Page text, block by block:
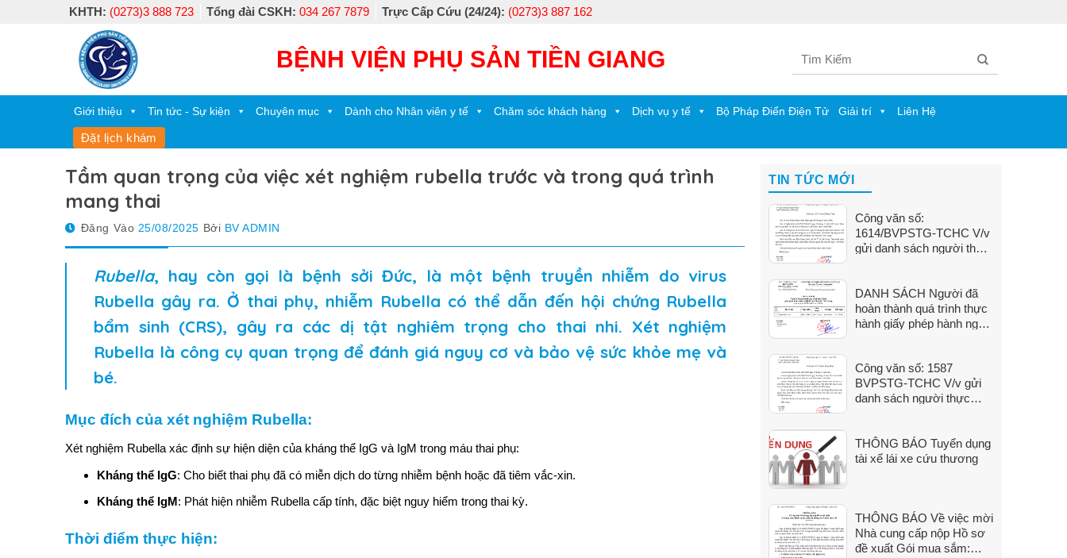
KHTH: (0273)3 888 723 Tổng đài CSKH: 034 267 7879 Trực Cấp Cứu (24/24): (0273)3 887 162
BỆNH VIỆN PHỤ SẢN TIỀN GIANG
Giới thiệu Tin tức - Sự kiện Chuyên mục Dành cho Nhân viên y tế Chăm sóc khách hàng Dịch vụ y tế Bộ Pháp Điển Điện Tử Giải trí Liên Hệ
Đặt lịch khám
Tầm quan trọng của việc xét nghiệm rubella trước và trong quá trình
mang thai
Đăng Vào 25/08/2025 Bởi BV ADMIN
Rubella, hay còn gọi là bệnh sởi Đức, là một bệnh truyền nhiễm do virus
Rubella gây ra. Ở thai phụ, nhiễm Rubella có thể dẫn đến hội chứng Rubella
bẩm sinh (CRS), gây ra các dị tật nghiêm trọng cho thai nhi. Xét nghiệm
Rubella là công cụ quan trọng để đánh giá nguy cơ và bảo vệ sức khỏe mẹ và
bé.
Mục đích của xét nghiệm Rubella:
Xét nghiệm Rubella xác định sự hiện diện của kháng thể IgG và IgM trong máu thai phụ:
Kháng thể IgG: Cho biết thai phụ đã có miễn dịch do từng nhiễm bệnh hoặc đã tiêm vắc-xin.
Kháng thể IgM: Phát hiện nhiễm Rubella cấp tính, đặc biệt nguy hiểm trong thai kỳ.
Thời điểm thực hiện:
TIN TỨC MỚI
Công văn số:
1614/BVPSTG-TCHC V/v
gửi danh sách người thực
DANH SÁCH Người đã
hoàn thành quá trình thực
hành giấy phép hành nghề
đến 31/7/2026)
Công văn số: 1587
BVPSTG-TCHC V/v gửi
danh sách người thực
THÔNG BÁO Tuyển dụng
tài xế lái xe cứu thương
THÔNG BÁO Về việc mời
Nhà cung cấp nộp Hồ sơ
đề xuất Gói mua sắm: